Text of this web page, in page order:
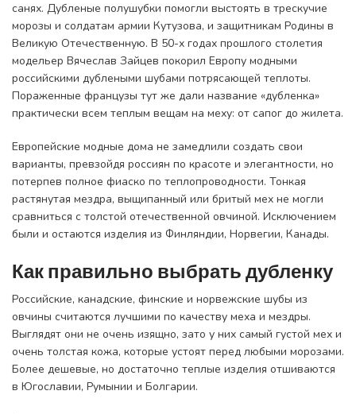
санях. Дубленые полушубки помогли выстоять в трескучие
морозы и солдатам армии Кутузова, и защитникам Родины в
Великую Отечественную. В 50-х годах прошлого столетия
модельер Вячеслав Зайцев покорил Европу модными
российскими дублеными шубами потрясающей теплоты.
Пораженные французы тут же дали название «дубленка»
практически всем теплым вещам на меху: от сапог до жилета.
Европейские модные дома не замедлили создать свои
варианты, превзойдя россиян по красоте и элегантности, но
потерпев полное фиаско по теплопроводности. Тонкая
растянутая мездра, выщипанный или бритый мех не могли
сравниться с толстой отечественной овчиной. Исключением
были и остаются изделия из Финляндии, Норвегии, Канады.
Как правильно выбрать дубленку
Российские, канадские, финские и норвежские шубы из
овчины считаются лучшими по качеству меха и мездры.
Выглядят они не очень изящно, зато у них самый густой мех и
очень толстая кожа, которые устоят перед любыми морозами.
Более дешевые, но достаточно теплые изделия отшиваются
в Югославии, Румынии и Болгарии.